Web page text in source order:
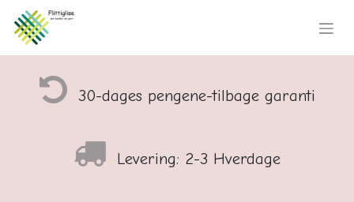
30-dages pengene-tilbage garanti
Levering: 2-3 Hverdage